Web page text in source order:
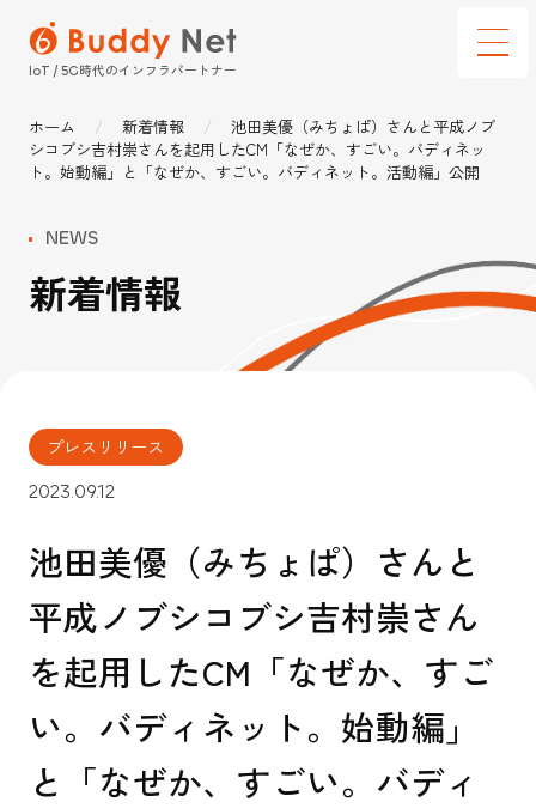
IoT / 5G時代のインフラパートナー
サービス
ソリューション
企業情報
インフォメーション
お問い合わせ
ホーム 新着情報
池田美優（みちょぱ）さんと平成ノブ
シコブシ吉村崇さんを起用したCM「なぜか、すごい。バディネッ
ト。始動編」と「なぜか、すごい。バディネット。活動編」公開
NEWS
新着情報
プレスリリース
2023.09.12
池田美優（みちょぱ）さんと
平成ノブシコブシ吉村崇さん
を起用したCM「なぜか、すご
い。バディネット。始動編」
と「なぜか、すごい。バディ